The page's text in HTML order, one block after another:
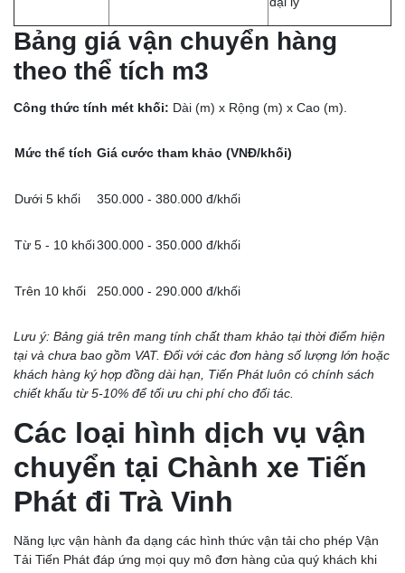
Bảng giá vận chuyển hàng
theo thể tích m3
Công thức tính mét khối: Dài (m) x Rộng (m) x Cao (m).
Mức thể tích Giá cước tham khảo (VNĐ/khối)
Dưới 5 khối 350.000 - 380.000 đ/khối
Từ 5 - 10 khối300.000 - 350.000 đ/khối
Trên 10 khối 250.000 - 290.000 đ/khối
Lưu ý: Bảng giá trên mang tính chất tham khảo tại thời điểm hiện
tại và chưa bao gồm VAT. Đối với các đơn hàng số lượng lớn hoặc
khách hàng ký hợp đồng dài hạn, Tiến Phát luôn có chính sách
chiết khấu từ 5-10% để tối ưu chi phí cho đối tác.
Các loại hình dịch vụ vận
chuyển tại Chành xe Tiến
Phát đi Trà Vinh
Năng lực vận hành đa dạng các hình thức vận tải cho phép Vận
Tải Tiến Phát đáp ứng mọi quy mô đơn hàng của quý khách khi